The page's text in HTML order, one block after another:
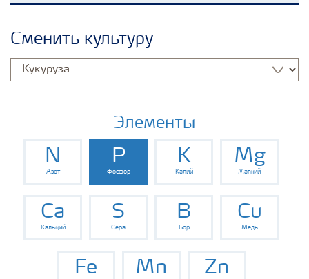
Культуры
Инструменты и сервисы
Хранение удобрений и их безопасность
Сменить культуру
Элементы
N
Азот
P
Фосфор
K
Калий
Mg
Магний
Ca
Кальций
S
Сера
B
Бор
Cu
Медь
Fe Mn Zn